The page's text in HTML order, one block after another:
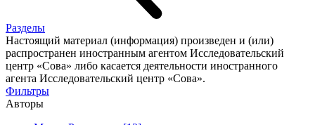
Разделы
Настоящий материал (информация) произведен и (или)
распространен иностранным агентом Исследовательский
центр «Сова» либо касается деятельности иностранного
агента Исследовательский центр «Сова».
Фильтры
Авторы